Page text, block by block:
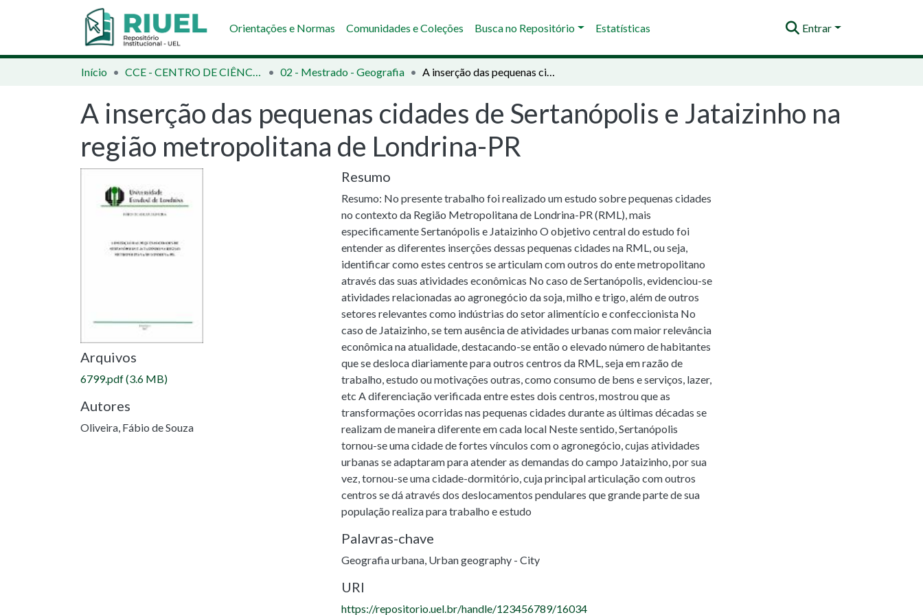
Orientações e Normas Comunidades e Coleções Busca no Repositório Estatísticas Entrar
Início CCE - CENTRO DE CIÊNCIAS EXATAS 02 - Mestrado - Geografia A inserção das pequenas cidades de Sertanópolis e Jataizinho na região metropolitana de Londrina-PR
A inserção das pequenas cidades de Sertanópolis e Jataizinho na
região metropolitana de Londrina-PR
Arquivos
6799.pdf(3.6 MB)
Autores
Oliveira, Fábio de Souza
Resumo
Resumo: No presente trabalho foi realizado um estudo sobre pequenas cidades
no contexto da Região Metropolitana de Londrina-PR (RML), mais
especificamente Sertanópolis e Jataizinho O objetivo central do estudo foi
entender as diferentes inserções dessas pequenas cidades na RML, ou seja,
identificar como estes centros se articulam com outros do ente metropolitano
através das suas atividades econômicas No caso de Sertanópolis, evidenciou-se
atividades relacionadas ao agronegócio da soja, milho e trigo, além de outros
setores relevantes como indústrias do setor alimentício e confeccionista No
caso de Jataizinho, se tem ausência de atividades urbanas com maior relevância
econômica na atualidade, destacando-se então o elevado número de habitantes
que se desloca diariamente para outros centros da RML, seja em razão de
trabalho, estudo ou motivações outras, como consumo de bens e serviços, lazer,
etc A diferenciação verificada entre estes dois centros, mostrou que as
transformações ocorridas nas pequenas cidades durante as últimas décadas se
realizam de maneira diferente em cada local Neste sentido, Sertanópolis
tornou-se uma cidade de fortes vínculos com o agronegócio, cujas atividades
urbanas se adaptaram para atender as demandas do campo Jataizinho, por sua
vez, tornou-se uma cidade-dormitório, cuja principal articulação com outros
centros se dá através dos deslocamentos pendulares que grande parte de sua
população realiza para trabalho e estudo
Palavras-chave
Geografia urbana, Urban geography - City
URI
https://repositorio.uel.br/handle/123456789/16034